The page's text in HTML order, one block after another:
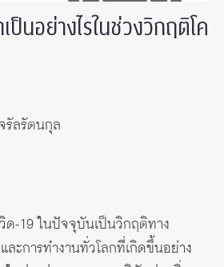
ป็นอย่างไรในช่วงวิกฤติโค
รัลรัตนกุล
ด-19 ในปัจจุบันเป็นวิกฤติทาง
ะการทำงานทั่วโลกที่เกิดขึ้นอย่าง